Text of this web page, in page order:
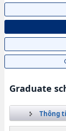
Graduate
Thông